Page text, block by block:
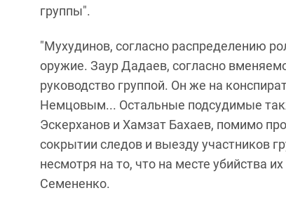
группы".
"Мухудинов, согласно распределению
оружие. Заур Дадаев, согласно
руководство группой. Он же на
Немцовым... Остальные подсудимые
Эскерханов и Хамзат Бахаев, помимо
сокрытии следов и выезду участников
несмотря на то, что на месте убийства
Семененко.